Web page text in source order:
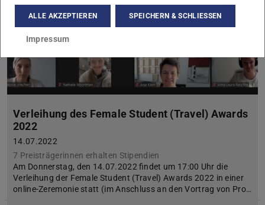
Verleihung des Female Student (Travel) Awards
2022
14.07.2022
7 Preisträgerinnen erhalten Stipendien
Am Donnerstag, den 14.07.2022 findet um 17:00 Uhr die
Verleihung der Female Student (Travel) Awards 2022 in einer
online-Zeremonie statt (im Anschluss an den Vortrag von Pro…
ALLE AKZEPTIEREN SPEICHERN & SCHLIESSEN
Impressum